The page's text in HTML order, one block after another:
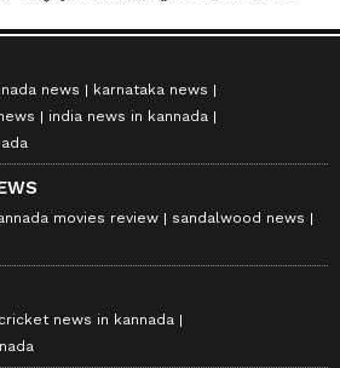
news
karnataka news
india news in kannada
movies review
sandalwood news
cricket news in kannada